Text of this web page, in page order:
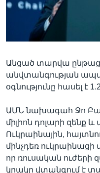
Լեզուներ
Անցած տարվա
անվտանգության
օգնությունը հասել է
ԱՄՆ նախագահ Ջո
միլիոն դոլարի զենք և
Ուկրաինային,
մինչդեռ
որ ռուսական ուժերի
կրակը վտանգում է